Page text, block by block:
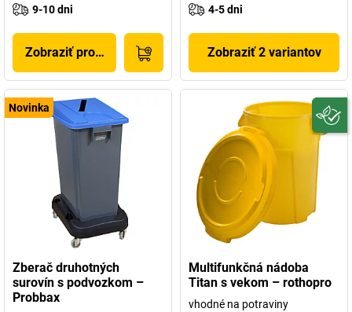
9-10 dni
Zobraziť produkt
4-5 dni
Zobraziť 2 variantov
Novinka
Zberač druhotných
surovín s podvozkom –
Probbax
Multifunkčná nádoba
Titan s vekom – rothopro
vhodné na potraviny